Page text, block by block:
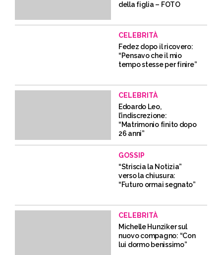
della figlia – FOTO
CELEBRITÀ
Fedez dopo il ricovero:
“Pensavo che il mio
tempo stesse per finire”
CELEBRITÀ
Edoardo Leo,
l’indiscrezione:
“Matrimonio finito dopo
26 anni”
GOSSIP
“Striscia la Notizia”
verso la chiusura:
“Futuro ormai segnato”
CELEBRITÀ
Michelle Hunziker sul
nuovo compagno: “Con
lui dormo benissimo”